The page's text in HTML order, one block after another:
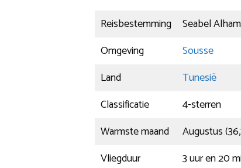
Reisbestemming
Seabel
Omgeving
Sousse
Land
Tunesië
Classificatie
4-sterren
Warmste maand
Augustus
Vliegduur
3 uur en 20